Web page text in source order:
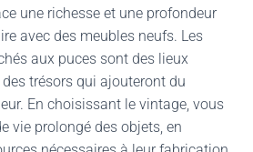
une richesse et une profondeur
avec des meubles neufs. Les
aux puces sont des lieux
trésors qui ajouteront du
En choisissant le vintage, vous
vie prolongé des objets, en